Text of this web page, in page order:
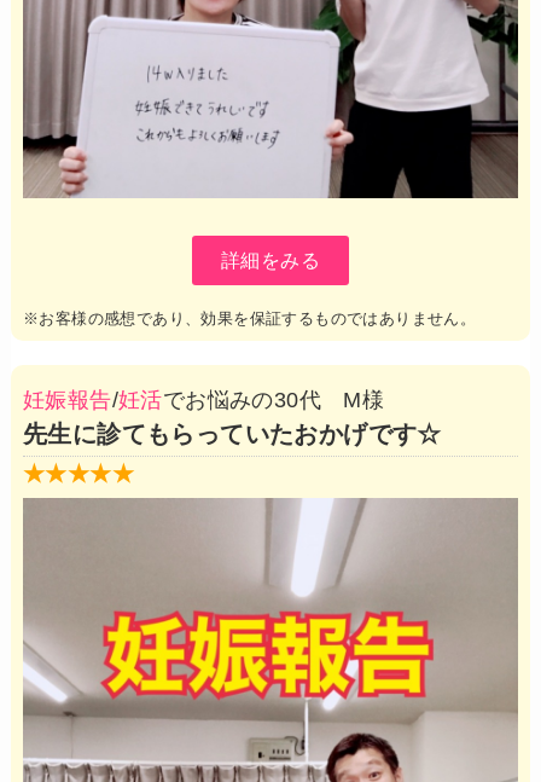
詳細をみる
※お客様の感想であり、効果を保証するものではありません。
妊娠報告/妊活でお悩みの30代 M様
先生に診てもらっていたおかげです☆
★★★★★